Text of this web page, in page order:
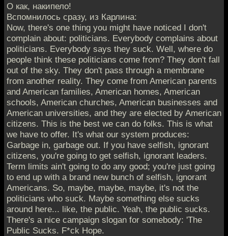
О как, накипело!
Вспомнилось сразу, из Карлина:
Now, there's one thing you might have noticed I don't
complain about: politicians. Everybody complains about
politicians. Everybody says they suck. Well, where do
people think these politicians come from? They don't fall
out of the sky. They don't pass through a membrane
from another reality. They come from American parents
and American families, American homes, American
schools, American churches, American businesses and
American universities, and they are elected by American
citizens. This is the best we can do folks. This is what
we have to offer. It's what our system produces:
Garbage in, garbage out. If you have selfish, ignorant
citizens, you're going to get selfish, ignorant leaders.
Term limits ain't going to do any good; you're just going
to end up with a brand new bunch of selfish, ignorant
Americans. So, maybe, maybe, maybe, it's not the
politicians who suck. Maybe something else sucks
around here... like, the public. Yeah, the public sucks.
There's a nice campaign slogan for somebody: 'The
Public Sucks. F*ck Hope.